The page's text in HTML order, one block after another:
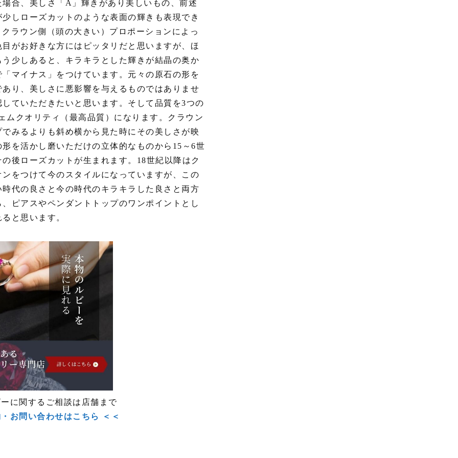
合、美しさ「A」輝きがあり美しいもの、前述
しローズカットのような表面の輝きも表現でき
ラウン側（頭の大きい）プロポーションによっ
がお好きな方にはピッタリだと思いますが、ほ
少しあると、キラキラとした輝きが結晶の奥か
マイナス」をつけています。元々の原石の形を
り、美しさに悪影響を与えるものではありませ
ていただきたいと思います。そして品質を3つの
ムクオリティ（最高品質）になります。クラウン
みるよりも斜め横から見た時にその美しさが映
を活かし磨いただけの立体的なものから15～6世
後ローズカットが生まれます。18世紀以降はク
をつけて今のスタイルになっていますが、この
代の良さと今の時代のキラキラした良さと両方
ピアスやペンダントトップのワンポイントとし
と思います。
に関するご相談は店舗まで
お問い合わせはこちら ＜＜